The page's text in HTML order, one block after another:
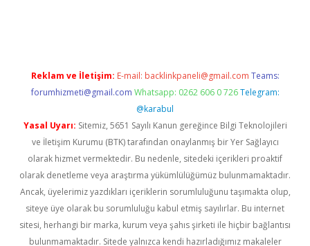
Reklam ve İletişim: E-mail: backlinkpaneli@gmail.com Teams:
forumhizmeti@gmail.com Whatsapp: 0262 606 0 726 Telegram:
@karabul
Yasal Uyarı: Sitemiz, 5651 Sayılı Kanun gereğince Bilgi Teknolojileri
ve İletişim Kurumu (BTK) tarafından onaylanmış bir Yer Sağlayıcı
olarak hizmet vermektedir. Bu nedenle, sitedeki içerikleri proaktif
olarak denetleme veya araştırma yükümlülüğümüz bulunmamaktadır.
Ancak, üyelerimiz yazdıkları içeriklerin sorumluluğunu taşımakta olup,
siteye üye olarak bu sorumluluğu kabul etmiş sayılırlar. Bu internet
sitesi, herhangi bir marka, kurum veya şahıs şirketi ile hiçbir bağlantısı
bulunmamaktadır. Sitede yalnızca kendi hazırladığımız makaleler